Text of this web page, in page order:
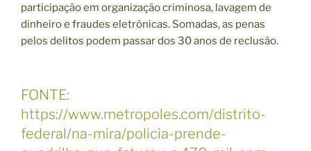
participação em organização criminosa, lavagem de
dinheiro e fraudes eletrônicas. Somadas, as penas
pelos delitos podem passar dos 30 anos de reclusão.
FONTE:
https://www.metropoles.com/distrito-
federal/na-mira/policia-prende-